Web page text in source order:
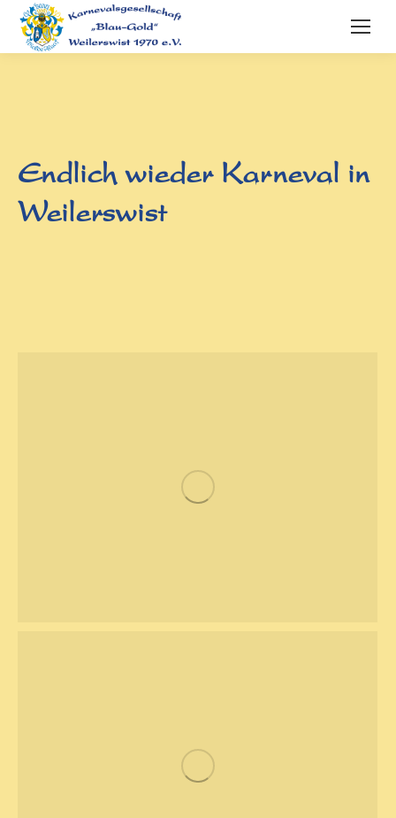
Endlich wieder Karneval in
Weilerswist